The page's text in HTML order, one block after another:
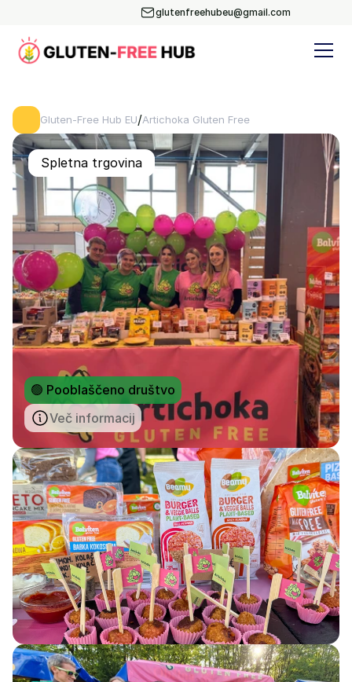
glutenfreehubeu@gmail.com
Gluten-Free Hub EU/Artichoka Gluten Free
Spletna trgovina
🟢 Pooblaščeno društvo
Več informacij